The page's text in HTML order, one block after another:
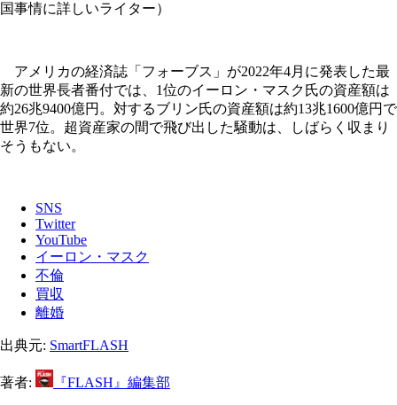
国事情に詳しいライター）
アメリカの経済誌「フォーブス」が2022年4月に発表した最
新の世界長者番付では、1位のイーロン・マスク氏の資産額は
約26兆9400億円。対するブリン氏の資産額は約13兆1600億円で
世界7位。超資産家の間で飛び出した騒動は、しばらく収まり
そうもない。
SNS
Twitter
YouTube
イーロン・マスク
不倫
買収
離婚
出典元: SmartFLASH
著者: 『FLASH』編集部